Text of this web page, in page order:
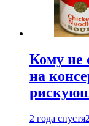
Кому не
на
2 года спустя